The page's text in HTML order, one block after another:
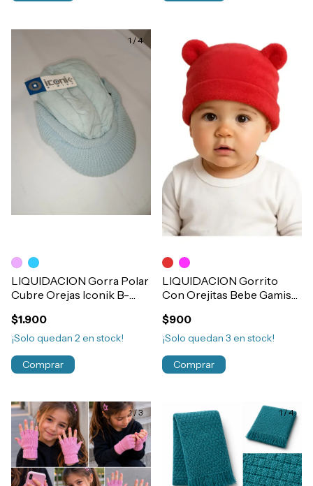
1 /4
LIQUIDACION Gorra Polar
Cubre Orejas Iconik B-
$1.900
¡Solo quedan 2en stock!
Comprar
LIQUIDACION Gorrito
Con Orejitas Bebe Gamise
$900
¡Solo quedan 3 en stock!
Comprar
1/3 1/4